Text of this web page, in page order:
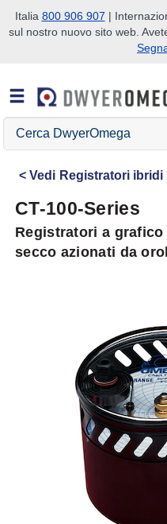
Salta alla ricerca
Salta al contenuto principale
Salta alla navigazione
Italia 800 906 907 |
sul nostro nuovo sito web.
Cerca
DwyerOmega
Vedi Registratori ibridi
CT-100-Series
Registratori a
secco azionati da